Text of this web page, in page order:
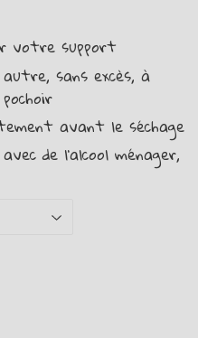
votre support
sans excès, à
avant le séchage
de l'alcool ménager,